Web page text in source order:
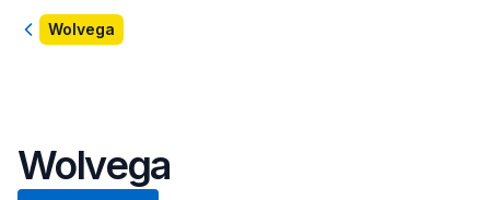
TerugWolvega
Wolvega